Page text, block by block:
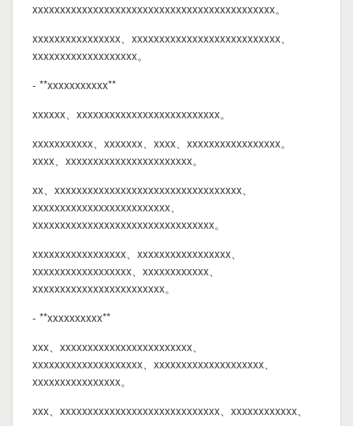
xxxxxxxxxxxxxxxxxxxxxxxxxxxxxxxxxxxxxxxxxxxx。
xxxxxxxxxxxxxxxx、xxxxxxxxxxxxxxxxxxxxxxxxxxx、
xxxxxxxxxxxxxxxxxxx。
- **xxxxxxxxxxx**
xxxxxx、xxxxxxxxxxxxxxxxxxxxxxxxxx。
xxxxxxxxxxx、xxxxxxx、xxxx、xxxxxxxxxxxxxxxxx。
xxxx、xxxxxxxxxxxxxxxxxxxxxxx。
xx、xxxxxxxxxxxxxxxxxxxxxxxxxxxxxxxxxx、
xxxxxxxxxxxxxxxxxxxxxxxxx、
xxxxxxxxxxxxxxxxxxxxxxxxxxxxxxxxx。
xxxxxxxxxxxxxxxxx、xxxxxxxxxxxxxxxxx、
xxxxxxxxxxxxxxxxxx、xxxxxxxxxxxx、
xxxxxxxxxxxxxxxxxxxxxxxx。
- **xxxxxxxxxx**
xxx、xxxxxxxxxxxxxxxxxxxxxxxx、
xxxxxxxxxxxxxxxxxxxx、xxxxxxxxxxxxxxxxxxxx、
xxxxxxxxxxxxxxxx。
xxx、xxxxxxxxxxxxxxxxxxxxxxxxxxxxx、xxxxxxxxxxxx、